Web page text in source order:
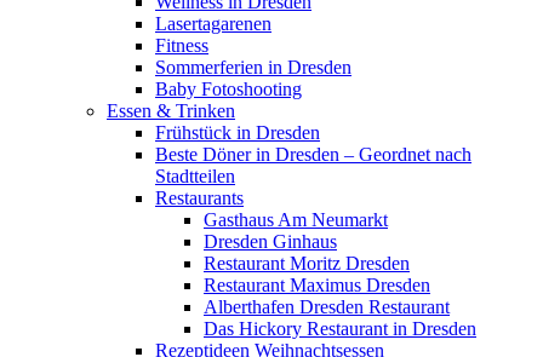
Lasertagarenen
Fitness
Sommerferien in Dresden
Baby Fotoshooting
Essen & Trinken
Frühstück in Dresden
Beste Döner in Dresden – Geordnet nach
Stadtteilen
Restaurants
Gasthaus Am Neumarkt
Dresden Ginhaus
Restaurant Moritz Dresden
Restaurant Maximus Dresden
Alberthafen Dresden Restaurant
Das Hickory Restaurant in Dresden
Rezeptideen Weihnachtsessen